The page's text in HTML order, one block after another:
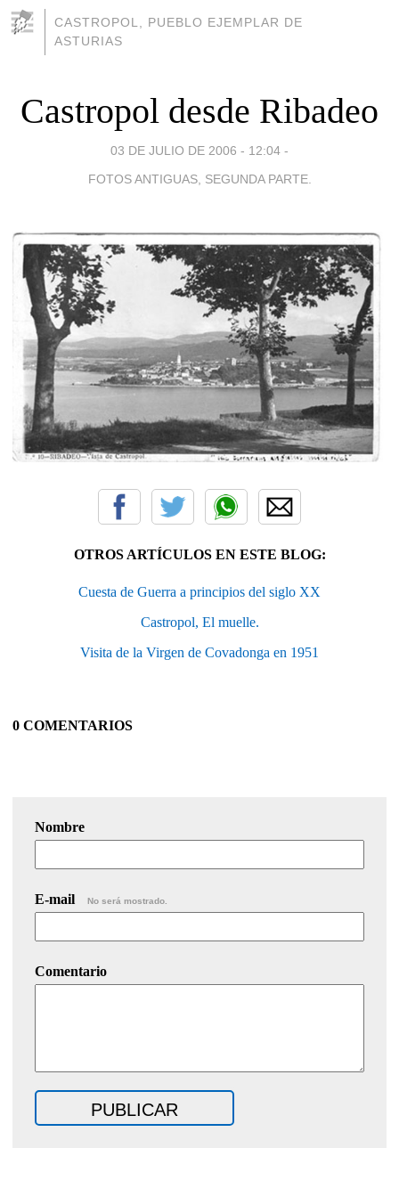
CASTROPOL, PUEBLO EJEMPLAR DE
ASTURIAS
Castropol desde Ribadeo
03 DE JULIO DE 2006 - 12:04 -
FOTOS ANTIGUAS, SEGUNDA PARTE.
OTROS ARTÍCULOS EN ESTE BLOG:
Cuesta de Guerra a principios del siglo XX
Castropol, El muelle.
Visita de la Virgen de Covadonga en 1951
0 COMENTARIOS
Nombre
E-mail No será mostrado.
Comentario